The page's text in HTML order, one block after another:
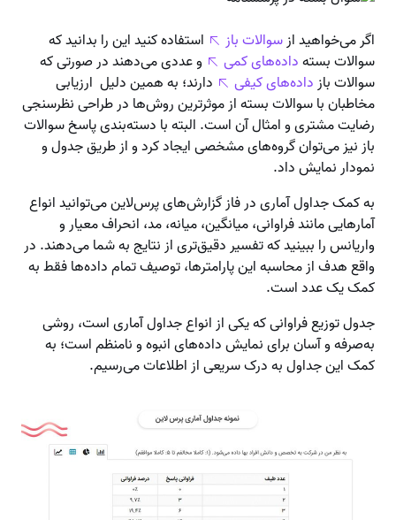
اگر می‌خواهید ازسوالات باز
استفاده کنید این را بدانید که
سوالات بستهداده‌های کمی
و عددی می‌دهند در صورتی که
سوالات بازداده‌های کیفی
دارند؛ به همین دلیل ارزیابی
مخاطبان با سوالات بسته از موثرترین روش‌ها در طراحی نظرسنجی
رضایت مشتری و امثال آن است. البته با دسته‌بندی پاسخ سوالات
باز نیز می‌توان گروه‌های مشخصی ایجاد کرد و از طریق جدول و
نمودار نمایش داد.
به کمک جداول آماری در فاز گزارش‌های پرس‌لاین می‌توانید انواع
آمارهایی مانند فراوانی، میانگین، میانه، مد، انحراف معیار و
واریانس را ببینید که تفسیر دقیق‌تری از نتایج به شما می‌دهند. در
واقع هدف از محاسبه این پارامترها، توصیف تمام داده‌ها فقط به
کمک یک عدد است.
جدول توزیع فراوانی که یکی از انواع جداول آماری است، روشی
به‌صرفه و آسان برای نمایش داده‌های انبوه و نامنظم است؛ به
کمک این جداول به درک سریعی از اطلاعات می‌رسیم.